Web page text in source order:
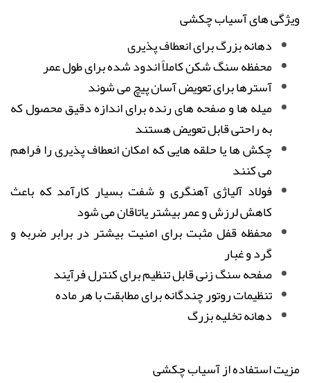
ویژگی های آسیاب چکشی
دهانه بزرگ برای انعطاف پذیری
محفظه سنگ شکن کاملاً اندود شده برای طول عمر
آسترها برای تعویض آسان پیچ می شوند
میله ها و صفحه های رنده برای اندازه دقیق محصول که
به راحتی قابل تعویض هستند
چکش ها یا حلقه هایی که امکان انعطاف پذیری را فراهم
می کنند
فولاد آلیاژی آهنگری و شفت بسیار کارآمد که باعث
کاهش لرزش و عمر بیشتر یاتاقان می شود
محفظه قفل مثبت برای امنیت بیشتر در برابر ضربه و
گرد و غبار
صفحه سنگ زنی قابل تنظیم برای کنترل فرآیند
تنظیمات روتور چندگانه برای مطابقت با هر ماده
دهانه تخلیه بزرگ
مزیت استفاده از آسیاب چکشی